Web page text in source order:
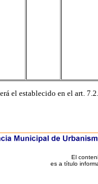
el establecido en el art.
El
es a título